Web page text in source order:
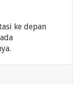
ke depan